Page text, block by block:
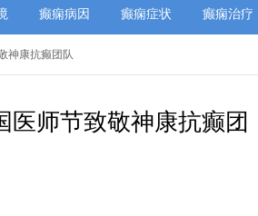
癫痫病因 癫痫症状 癫痫治疗
神康抗癫团队
师节致敬神康抗癫团